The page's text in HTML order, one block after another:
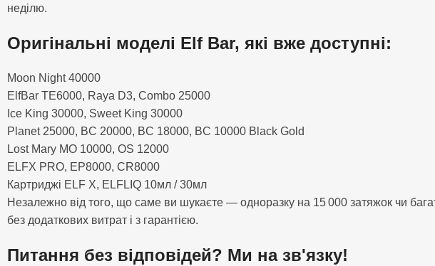
неділю.
Оригінальні моделі Elf Bar, які вже доступні:
Moon Night 40000
ElfBar TE6000, Raya D3, Combo 25000
Ice King 30000, Sweet King 30000
Planet 25000, BC 20000, BC 18000, BC 10000 Black Gold
Lost Mary MO 10000, OS 12000
ELFX PRO, EP8000, CR8000
Картриджі ELF X, ELFLIQ 10мл / 30мл
Незалежно від того, що саме ви шукаєте — одноразку на 15 000 затяжок чи
без додаткових витрат і з гарантією.
Питання без відповідей? Ми на зв'язку!